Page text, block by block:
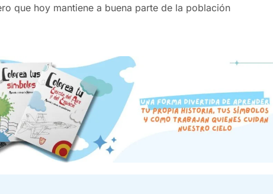
que hoy mantiene a buena parte de la población